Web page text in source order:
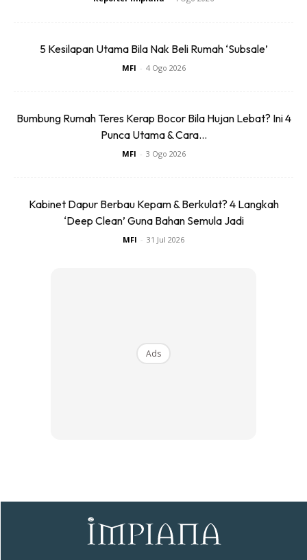
sekarang tak baik,” katanya.
Susulan kejadian itu, ramai pengguna TikTok meluahkan
5 Kesilapan Utama Bila Nak Beli Rumah ‘Subsale’
MFI - 4 Ogo 2026
Bumbung Rumah Teres Kerap Bocor Bila Hujan Lebat? Ini 4
Punca Utama & Cara...
MFI - 3 Ogo 2026
Kabinet Dapur Berbau Kepam & Berkulat? 4 Langkah
‘Deep Clean’ Guna Bahan Semula Jadi
MFI - 31 Jul 2026
Ads